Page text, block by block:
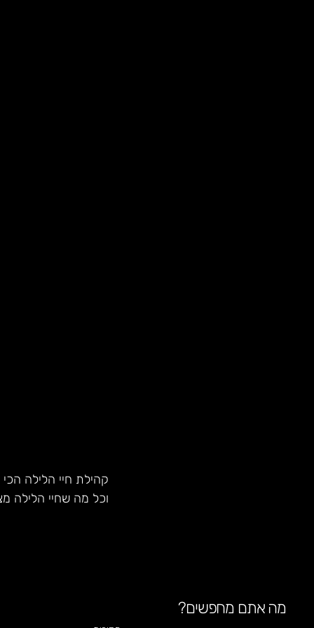
קהילת חיי הלילה
וכל מה שחיי הלילה
מה אתם מחפשים?